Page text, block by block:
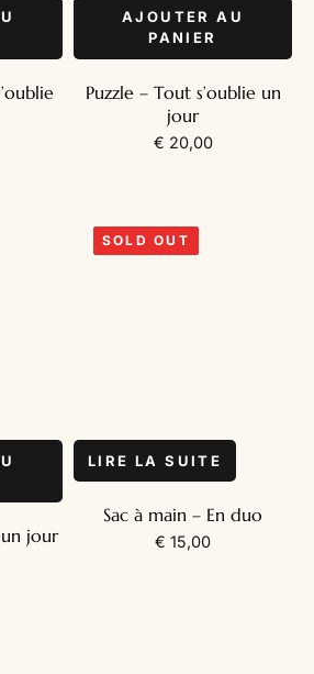
AJOUTER AU
PANIER
Puzzle – Tout s’oublie un
jour
€ 20,00
un jour
SOLD OUT
LIRE LA SUITE
Sac à main – En duo
€ 15,00